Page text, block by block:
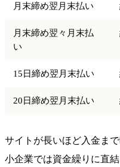
月末締め翌月末払い
月末締め翌々月末払
い
15日締め翌月末払い
20日締め翌月末払い
サイトが長いほど入金ま
小企業では資金繰りに直